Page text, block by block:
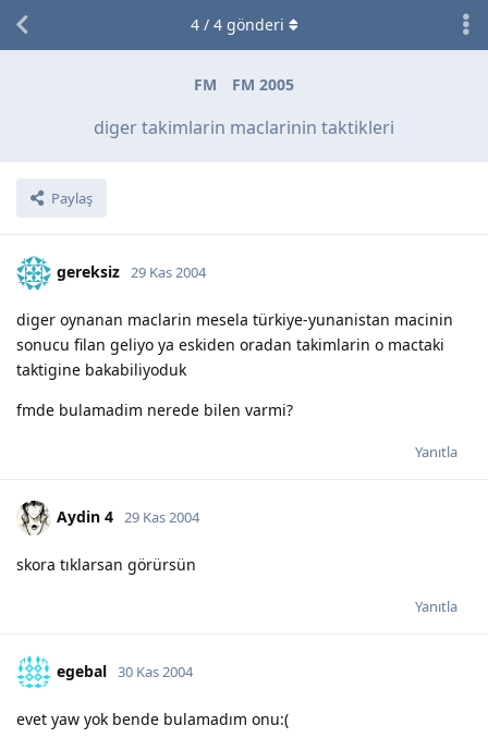
FM FM 2005
diger takimlarin maclarinin taktikleri
Paylaş
4/ 4gönderi
gereksiz 29 Kas 2004
diger oynanan maclarin mesela türkiye-yunanistan macinin
sonucu filan geliyo ya eskiden oradan takimlarin o mactaki
taktigine bakabiliyoduk
fmde bulamadim nerede bilen varmi?
Yanıtla
Aydin 4 29 Kas 2004
skora tıklarsan görürsün
Yanıtla
egebal 30 Kas 2004
evet yaw yok bende bulamadım onu:(